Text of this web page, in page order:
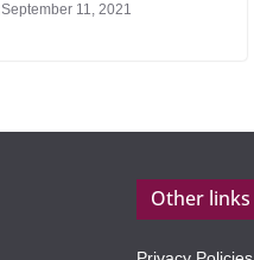
September 11, 2021
Other links